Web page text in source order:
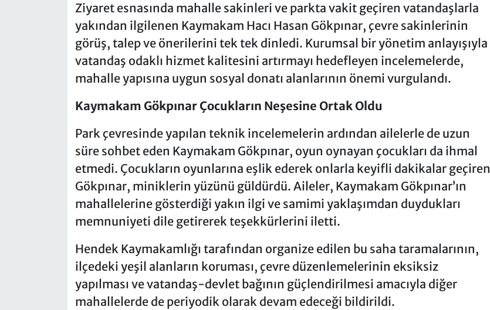
Ziyaret esnasında mahalle sakinleri ve parkta vakit geçiren vatandaşlarla
yakından ilgilenen Kaymakam Hacı Hasan Gökpınar, çevre sakinlerinin
görüş, talep ve önerilerini tek tek dinledi. Kurumsal bir yönetim anlayışıyla
vatandaş odaklı hizmet kalitesini artırmayı hedefleyen incelemelerde,
mahalle yapısına uygun sosyal donatı alanlarının önemi vurgulandı.
Kaymakam Gökpınar Çocukların Neşesine Ortak Oldu
Park çevresinde yapılan teknik incelemelerin ardından ailelerle de uzun
süre sohbet eden Kaymakam Gökpınar, oyun oynayan çocukları da ihmal
etmedi. Çocukların oyunlarına eşlik ederek onlarla keyifli dakikalar geçiren
Gökpınar, miniklerin yüzünü güldürdü. Aileler, Kaymakam Gökpınar’ın
mahallelerine gösterdiği yakın ilgi ve samimi yaklaşımdan duydukları
memnuniyeti dile getirerek teşekkürlerini iletti.
Hendek Kaymakamlığı tarafından organize edilen bu saha taramalarının,
ilçedeki yeşil alanların koruması, çevre düzenlemelerinin eksiksiz
yapılması ve vatandaş-devlet bağının güçlendirilmesi amacıyla diğer
mahallelerde de periyodik olarak devam edeceği bildirildi.